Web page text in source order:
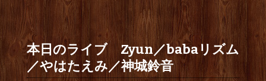
本日のライブ Zyun／babaリズム
／やはたえみ／神城鈴音